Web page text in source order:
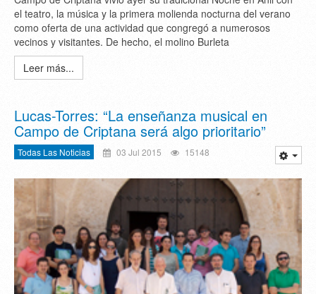
el teatro, la música y la primera molienda nocturna del verano
como oferta de una actividad que congregó a numerosos
vecinos y visitantes. De hecho, el molino Burleta
Leer más...
Lucas-Torres: “La enseñanza musical en
Campo de Criptana será algo prioritario”
Todas Las Noticias 03 Jul 2015 15148